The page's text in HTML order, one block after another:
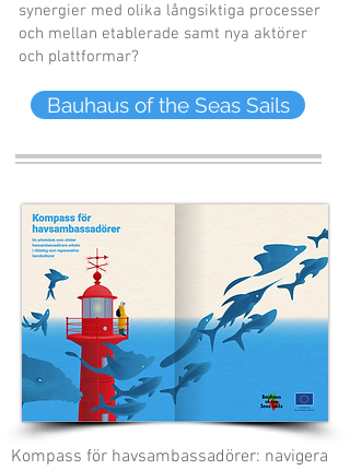
synergier med olika långsiktiga processer
och mellan etablerade samt nya aktörer
och plattformar?
Bauhaus of the Seas Sails
Kompass för havsambassadörer: navigera